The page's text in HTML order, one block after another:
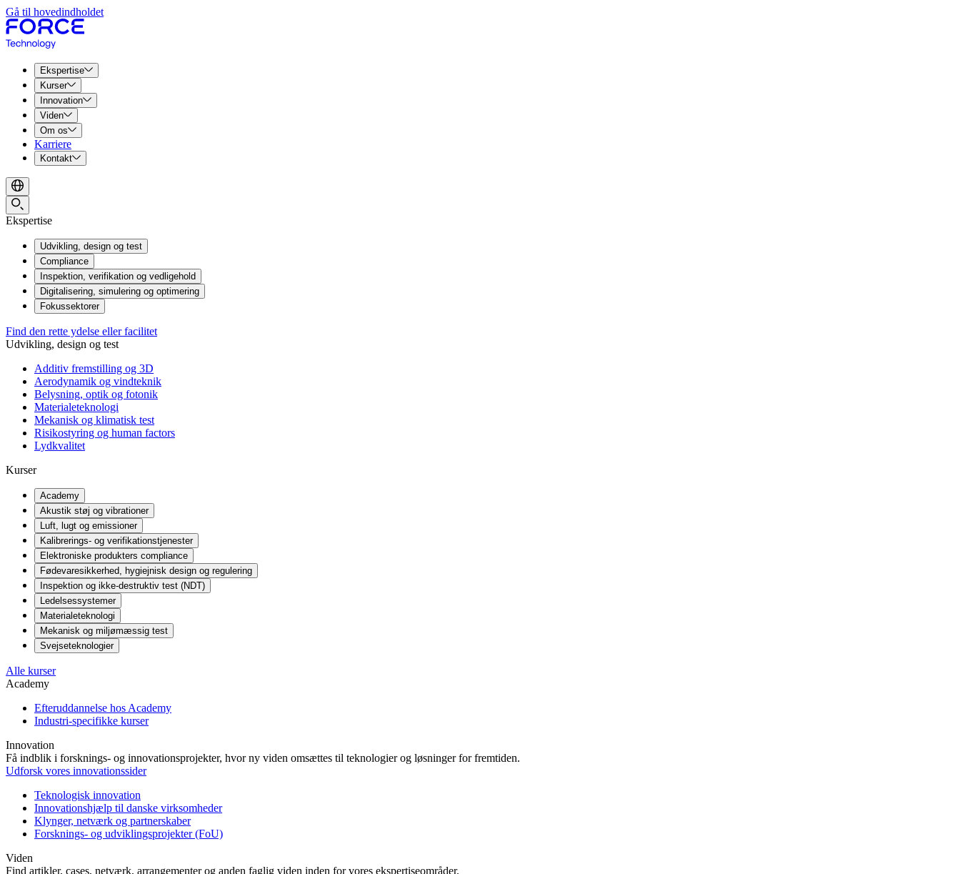
Gå til hovedindholdet
Ekspertise
Kurser
Innovation
Viden
Om os
Karriere
Kontakt
Ekspertise
Udvikling, design og test
Compliance
Inspektion, verifikation og vedligehold
Digitalisering, simulering og optimering
Fokussektorer
Find den rette ydelse eller facilitet
Udvikling, design og test
Additiv fremstilling og 3D
Aerodynamik og vindteknik
Belysning, optik og fotonik
Materialeteknologi
Mekanisk og klimatisk test
Risikostyring og human factors
Lydkvalitet
Kurser
Academy
Akustik støj og vibrationer
Luft, lugt og emissioner
Kalibrerings- og verifikationstjenester
Elektroniske produkters compliance
Fødevaresikkerhed, hygiejnisk design og regulering
Inspektion og ikke-destruktiv test (NDT)
Ledelsessystemer
Materialeteknologi
Mekanisk og miljømæssig test
Svejseteknologier
Alle kurser
Academy
Efteruddannelse hos Academy
Industri-specifikke kurser
Innovation
Få indblik i forsknings- og innovationsprojekter, hvor ny viden omsættes til teknologier og løsninger for fremtiden.
Udforsk vores innovationssider
Teknologisk innovation
Innovationshjælp til danske virksomheder
Klynger, netværk og partnerskaber
Forsknings- og udviklingsprojekter (FoU)
Viden
Find artikler, cases, netværk, arrangementer og anden faglig viden inden for vores ekspertiseområder.